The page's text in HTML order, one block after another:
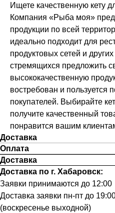
Ищете качественную кету
Компания «Рыба моя»
продукции по всей
идеально подходит для
продуктовых сетей и
стремящихся предложить
высококачественную
востребован и пользуется
покупателей. Выбирайте
получите качественный
понравится вашим
Доставка
Оплата
Доставка
Доставка по г. Хабаровск:
Заявки принимаются до 12:00
Доставка заявки пн-пт до
(воскресенье выходной)